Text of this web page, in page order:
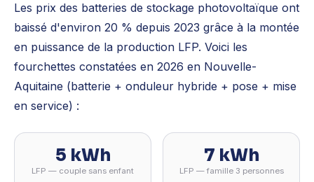
Les prix des batteries de stockage photovoltaïque ont
baissé d'environ 20 % depuis 2023 grâce à la montée
en puissance de la production LFP. Voici les
fourchettes constatées en 2026 en Nouvelle-
Aquitaine (batterie + onduleur hybride + pose + mise
en service) :
5 kWh
LFP — couple sans enfant
7 kWh
LFP — famille 3 personnes